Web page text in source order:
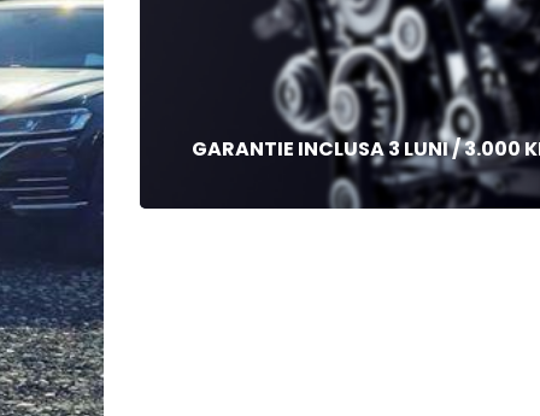
GARANTIE INCLUSA 3 LUNI / 3.000